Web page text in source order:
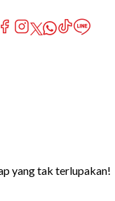
yang tak terlupakan!